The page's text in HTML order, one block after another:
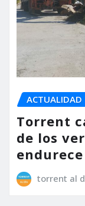
ACTUALIDAD
Torrent
de los
torrent al